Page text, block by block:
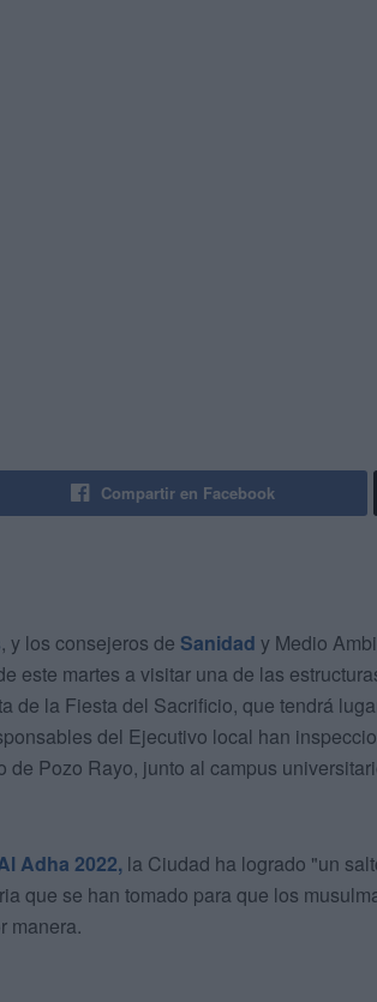
Compartir en Facebook
, y los consejeros de Sanidad y Medio
este martes a visitar una de las
de la Fiesta del Sacrificio, que tendrá
del Ejecutivo local han
Pozo Rayo, junto al campus
Adha 2022, la Ciudad ha logrado "un
que se han tomado para que los
manera.